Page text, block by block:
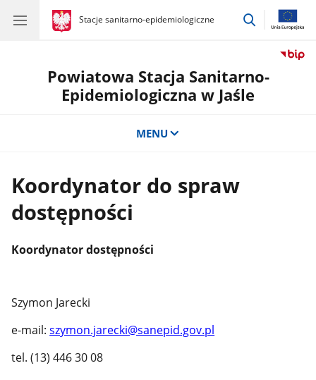
gov.pl
Stacje sanitarno-epidemiologiczne
gov.pl
Stacje
przejdź
Powiatowa Stacja Sanitarno-
Epidemiologiczna w Jaśle
MENU
Koordynator do spraw
dostępności
Koordynator dostępności
Szymon Jarecki
e-mail:szymon.jarecki@sanepid.gov.pl
tel. (13) 446 30 08